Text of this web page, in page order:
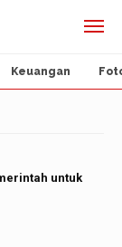
Keuangan
untuk